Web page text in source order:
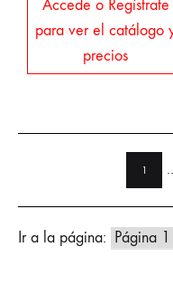
Accede o Regístrate
para ver el catálogo
precios
1
Ir a la página: